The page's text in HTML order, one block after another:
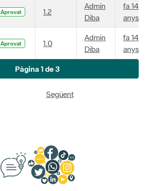
Aprovat 1.2
Admin
Diba
fa 14
anys
Aprovat 1.0
Admin
Diba
fa 14
anys
Pàgina 1 de 3
Següent